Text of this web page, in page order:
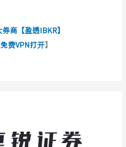
商【盈透IBKR】
费VPN打开】